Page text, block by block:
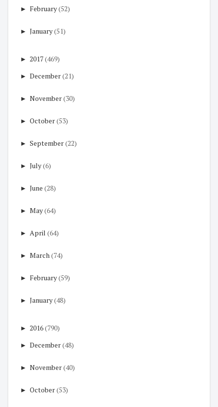
► February(52)
► January(51)
► 2017(469)
► December(21)
► November(30)
► October(53)
► September(22)
► July(6)
► June (28)
► May(64)
► April (64)
► March(74)
► February(59)
► January(48)
► 2016(790)
► December(48)
► November(40)
► October(53)